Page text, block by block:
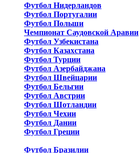
Футбол Нидерландов
Футбол Португалии
Футбол Польши
Чемпионат Саудовской Аравии
Футбол Узбекистана
Футбол Казахстана
Футбол Турции
Футбол Азербайджана
Футбол Швейцарии
Футбол Бельгии
Футбол Австрии
Футбол Шотландии
Футбол Чехии
Футбол Дании
Футбол Греции
Футбол Бразилии